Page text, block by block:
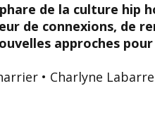
de la culture hip
de connexions, de
approches
• Charlyne Labarre